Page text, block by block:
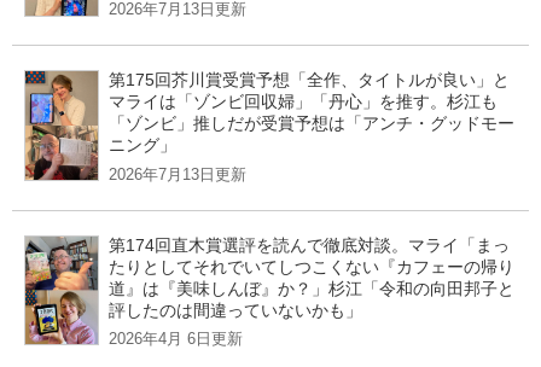
2026年7月13日更新
第175回芥川賞受賞予想「全作、タイトルが良い」と
マライは「ゾンビ回収婦」「丹心」を推す。杉江も
「ゾンビ」推しだが受賞予想は「アンチ・グッドモー
ニング」
2026年7月13日更新
第174回直木賞選評を読んで徹底対談。マライ「まっ
たりとしてそれでいてしつこくない『カフェーの帰り
道』は『美味しんぼ』か？」杉江「令和の向田邦子と
評したのは間違っていないかも」
2026年4月 6日更新